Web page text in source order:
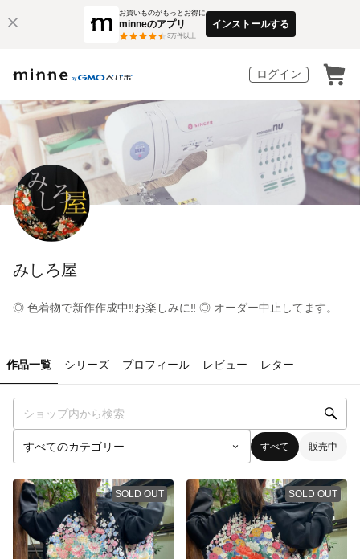
お買いものがもっとお得に
minneのアプリ
3万件以上
インストールする
ログイン
みしろ屋
◎ 色着物で新作作成中‼️お楽しみに‼️ ◎ オーダー中止してます。
作品一覧 シリーズ プロフィール レビュー レター
すべて 販売中
SOLD OUT SOLD OUT